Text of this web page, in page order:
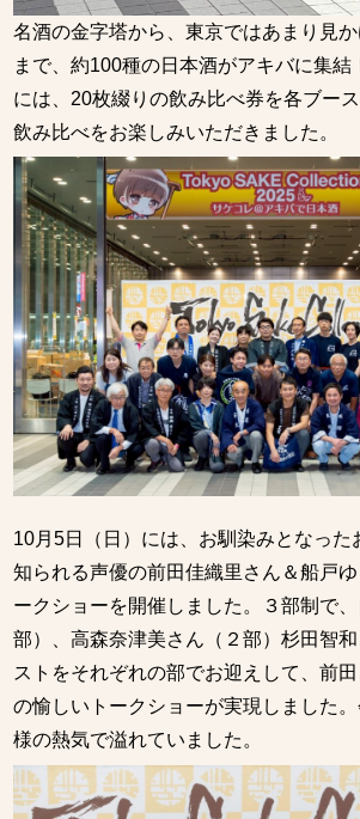
名酒の金字塔から、東京ではあまり見
まで、約100種の日本酒がアキバに集結
には、20枚綴りの飲み比べ券を各ブー
飲み比べをお楽しみいただきました。
10月5日（日）には、お馴染みとなった
知られる声優の前田佳織里さん＆船戸
ークショーを開催しました。３部制で、
部）、高森奈津美さん（２部）杉田智
ストをそれぞれの部でお迎えして、前
の愉しいトークショーが実現しました
様の熱気で溢れていました。